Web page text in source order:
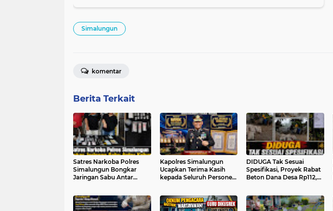
Simalungun
komentar
Berita Terkait
Satres Narkoba Polres
Simalungun Bongkar
Jaringan Sabu Antar
dengan Barang Bukti
Puluhan Gram Sabu dan
Kapolres Simalungun
Ucapkan Terima Kasih
kepada Seluruh Personel
dari Kementerian PANRB
DIDUGA Tak Sesuai
Spesifikasi, Proyek Rabat
Beton Dana Desa Rp112,6
Inspektorat Turun Periksa